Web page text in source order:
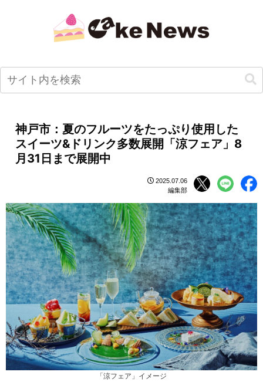
神戸市：夏のフルーツをたっぷり使用した
スイーツ&ドリンク多数展開「涼フェア」8
月31日まで展開中
2025.07.06
編集部
「涼フェア」イメージ